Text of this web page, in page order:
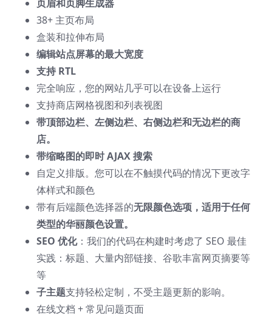
页眉和页脚生成器
38+ 主页布局
盒装和拉伸布局
编辑站点屏幕的最大宽度
支持 RTL
完全响应，您的网站几乎可以在设备上运行
支持商店网格视图和列表视图
带顶部边栏、左侧边栏、右侧边栏和无边栏的商
店。
带缩略图的即时 AJAX 搜索
自定义排版。您可以在不触摸代码的情况下更改字
体样式和颜色
带有后端颜色选择器的无限颜色选项，适用于任何
类型的华丽颜色设置。
SEO 优化：我们的代码在构建时考虑了 SEO 最佳
实践：标题、大量内部链接、谷歌丰富网页摘要等
等
子主题支持轻松定制，不受主题更新的影响。
在线文档 + 常见问题页面